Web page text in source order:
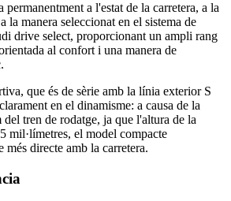
permanentment a l'estat de la carretera, a la
la manera seleccionat en el sistema de
drive select, proporcionant un ampli rang
al confort i una manera de
que és de sèrie amb la línia exterior S
en el dinamisme: a causa de la
del tren de rodatge, ja que l'altura de la
mil·límetres, el model compacte
directe amb la carretera.